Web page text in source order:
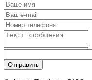
Отправить